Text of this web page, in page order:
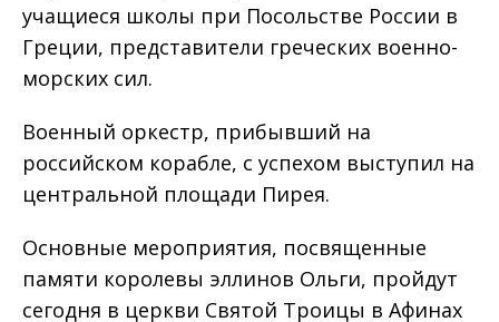
учащиеся школы при Посольстве России в
Греции, представители греческих военно-
морских сил.
Военный оркестр, прибывший на
российском корабле, с успехом выступил на
центральной площади Пирея.
Основные мероприятия, посвященные
памяти королевы эллинов Ольги, пройдут
сегодня в церкви Святой Троицы в Афинах